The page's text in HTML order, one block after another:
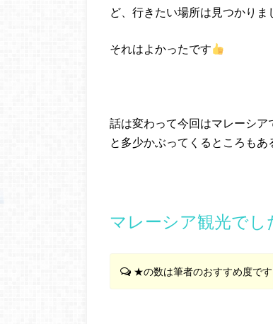
ど、行きたい場所は見つかりま
それはよかったです
話は変わって今回はマレーシ
と多少かぶってくるところもあ
マレーシア観光でし
★の数は筆者のおすすめ度です